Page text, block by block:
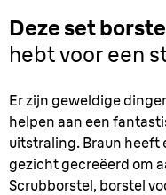
Deze set
hebt voor een
Er zijn geweldige
helpen aan een
uitstraling. Braun heeft
gezicht gecreëerd om
Scrubborstel, borstel